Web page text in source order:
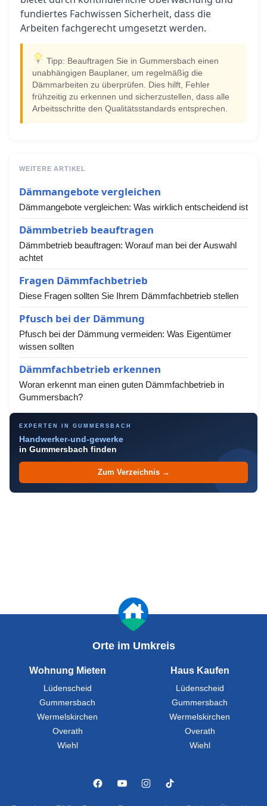
fundiertes Fachwissen Sicherheit, dass die
Arbeiten fachgerecht umgesetzt werden.
Tipp: Beauftragen Sie in Gummersbach einen
unabhängigen Bauplaner, um regelmäßig die
Dämmarbeiten zu überprüfen. Dies hilft, Fehler
frühzeitig zu erkennen und sicherzustellen, dass alle
Arbeitsschritte den Qualitätsstandards entsprechen.
WEITERE ARTIKEL
Dämmangebote vergleichen
Dämmangebote vergleichen: Was wirklich entscheidend ist
Dämmbetrieb beauftragen
Dämmbetrieb beauftragen: Worauf man bei der Auswahl
achtet
Fragen Dämmfachbetrieb
Diese Fragen sollten Sie Ihrem Dämmfachbetrieb stellen
Pfusch bei der Dämmung
Pfusch bei der Dämmung vermeiden: Was Eigentümer
wissen sollten
Dämmfachbetrieb erkennen
Woran erkennt man einen guten Dämmfachbetrieb in
Gummersbach?
EXPERTEN IN GUMMERSBACH
Handwerker-und-gewerke
in Gummersbach finden
Zum Verzeichnis →
Orte im Umkreis
Wohnung Mieten
Lüdenscheid
Gummersbach
Wermelskirchen
Overath
Wiehl
Haus Kaufen
Lüdenscheid
Gummersbach
Wermelskirchen
Overath
Wiehl